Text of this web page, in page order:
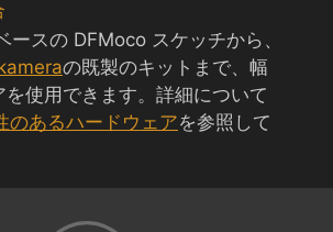
スの DFMoco スケッチから、
の既製のキットまで、幅
使用できます。詳細について
のあるハードウェアを参照して